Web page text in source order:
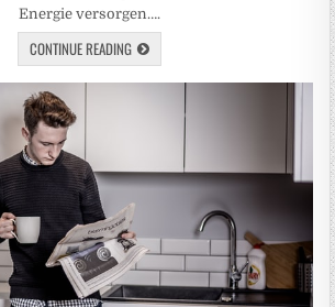
Energie versorgen….
CONTINUE READING